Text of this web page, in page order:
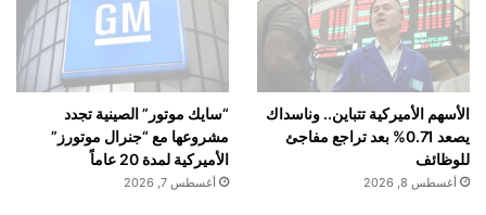
ملاحظة:قد يتم استخدام الترجمة الآلية في بعض الأحيان لتوفير
هذا المحتوى.
الأسهم الأميركية تتباين.. وناسداك
يصعد 0.71% بعد تراجع مفاجئ
للوظائف
أغسطس 8, 2026
“سايك موتور” الصينية تجدد
مشروعها مع “جنرال موتورز”
الأميركية لمدة 20 عاماً
أغسطس 7, 2026